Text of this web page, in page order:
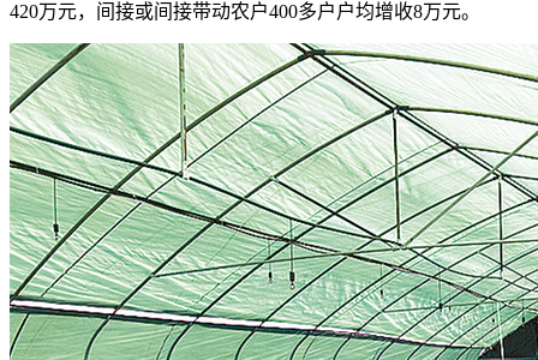
420万元，间接或间接带动农户400多户户均增收8万元。